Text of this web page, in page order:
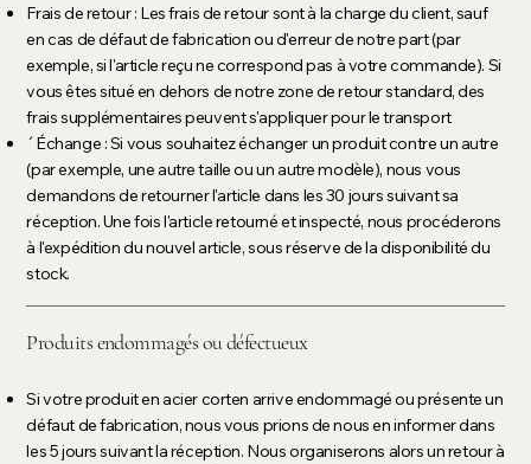
Frais de retour : Les frais de retour sont à la charge du client, sauf
en cas de défaut de fabrication ou d'erreur de notre part (par
exemple, si l'article reçu ne correspond pas à votre commande). Si
vous êtes situé en dehors de notre zone de retour standard, des
frais supplémentaires peuvent s'appliquer pour le transport
´Échange : Si vous souhaitez échanger un produit contre un autre
(par exemple, une autre taille ou un autre modèle), nous vous
demandons de retourner l'article dans les 30 jours suivant sa
réception. Une fois l'article retourné et inspecté, nous procéderons
à l'expédition du nouvel article, sous réserve de la disponibilité du
stock.
Produits endommagés ou défectueux
Si votre produit en acier corten arrive endommagé ou présente un
défaut de fabrication, nous vous prions de nous en informer dans
les 5 jours suivant la réception. Nous organiserons alors un retour à